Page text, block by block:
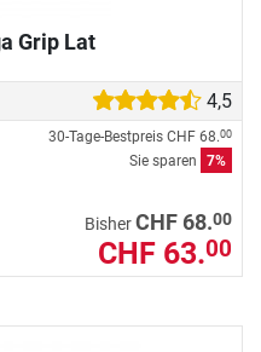
Grip Lat
4,5
30-Tage-Bestpreis CHF 68.00
Sie sparen 7%
BisherCHF 68.00
CHF 63.00